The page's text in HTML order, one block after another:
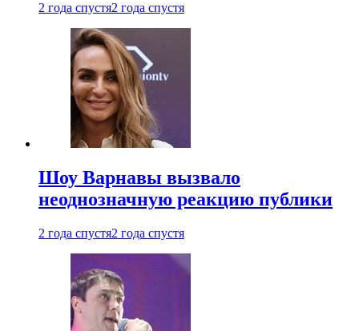
2 года спустя2 года спустя
Шоу Варнавы вызвало
неоднозначную реакцию публики
2 года спустя2 года спустя